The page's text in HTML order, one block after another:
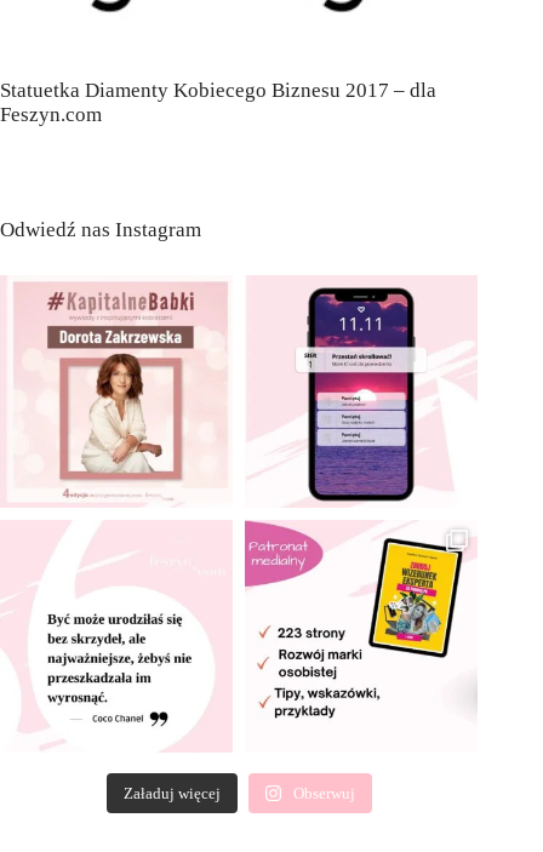
Statuetka Diamenty Kobiecego Biznesu 2017 – dla
Feszyn.com
Odwiedź nas Instagram
Załaduj więcej Obserwuj